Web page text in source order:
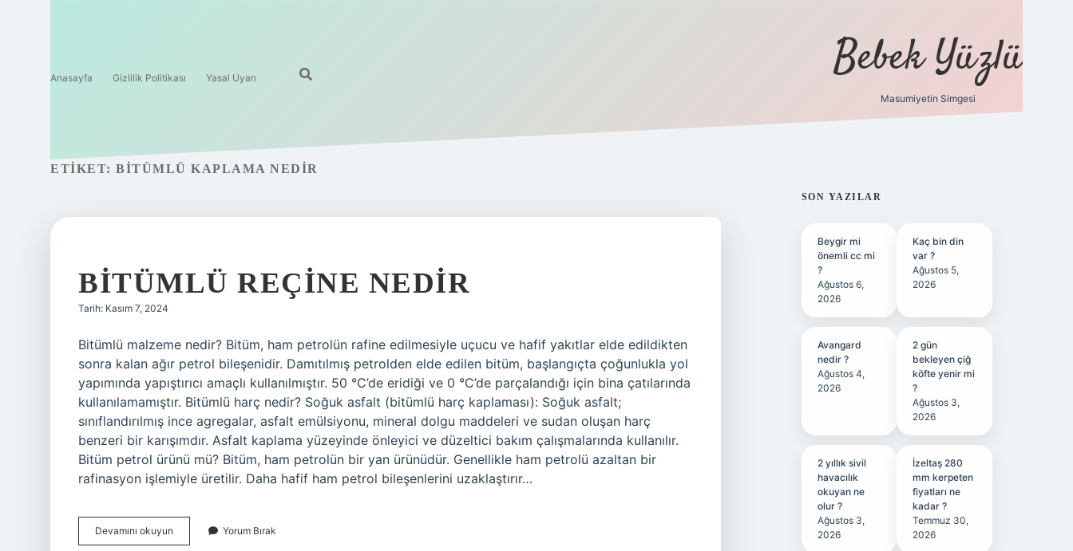
Anasayfa Gizlilik Politikası Yasal Uyarı Bebek Yüzlü
Masumiyetin Simgesi
ETIKET: BITÜMLÜ KAPLAMA NEDIR
BITÜMLÜ REÇINE NEDIR
Tarih: Kasım 7, 2024
Bitümlü malzeme nedir? Bitüm, ham petrolün rafine edilmesiyle uçucu ve hafif yakıtlar elde edildikten
sonra kalan ağır petrol bileşenidir. Damıtılmış petrolden elde edilen bitüm, başlangıçta çoğunlukla yol
yapımında yapıştırıcı amaçlı kullanılmıştır. 50 °C’de eridiği ve 0 °C’de parçalandığı için bina çatılarında
kullanılamamıştır. Bitümlü harç nedir? Soğuk asfalt (bitümlü harç kaplaması): Soğuk asfalt;
sınıflandırılmış ince agregalar, asfalt emülsiyonu, mineral dolgu maddeleri ve sudan oluşan harç
benzeri bir karışımdır. Asfalt kaplama yüzeyinde önleyici ve düzeltici bakım çalışmalarında kullanılır.
Bitüm petrol ürünü mü? Bitüm, ham petrolün bir yan ürünüdür. Genellikle ham petrolü azaltan bir
rafinasyon işlemiyle üretilir. Daha hafif ham petrol bileşenlerini uzaklaştırır…
Devamını okuyun
Reçine
Yorum Bırak
SIDEBAR
SON YAZILAR
Beygir mi
önemli cc mi
?
Ağustos 6,
2026
Kaç bin din
var ?
Ağustos 5,
2026
Avangard
nedir ?
Ağustos 4,
2026
2 gün
bekleyen çiğ
köfte yenir mi
?
Ağustos 3,
2026
2 yıllık sivil
havacılık
okuyan ne
olur ?
Ağustos 3,
2026
İzeltaş 280
mm kerpeten
fiyatları ne
kadar ?
Temmuz 30,
2026